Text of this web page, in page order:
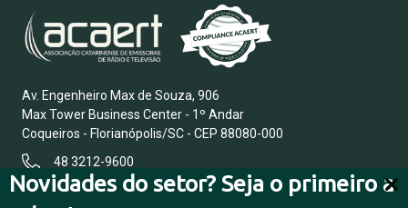
Novidades do setor? Seja o primeiro a
Av. Engenheiro Max de Souza, 906
Max Tower Business Center - 1º Andar
Coqueiros - Florianópolis/SC - CEP 88080-000
48 3212-9600